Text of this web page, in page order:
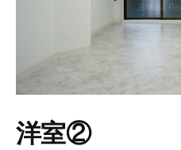
洋室②